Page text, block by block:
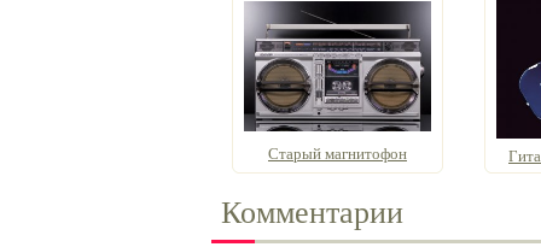
Старый магнитофон
Комментарии